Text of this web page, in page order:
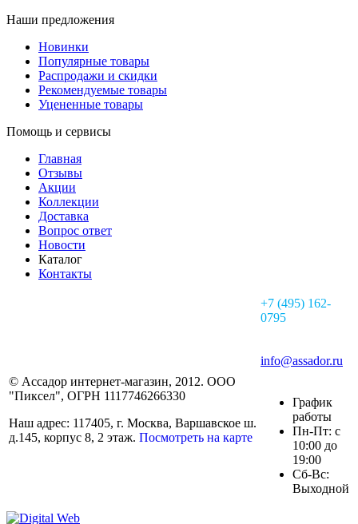
Наши предложения
Новинки
Популярные товары
Распродажи и скидки
Рекомендуемые товары
Уцененные товары
Помощь и сервисы
Главная
Отзывы
Акции
Коллекции
Доставка
Вопрос ответ
Новости
Каталог
Контакты
© Ассадор интернет-магазин, 2012. ООО
"Пиксел", ОГРН 1117746266330
Наш адрес: 117405, г. Москва, Варшавское ш.
д.145, корпус 8, 2 этаж. Посмотреть на карте
+7 (495) 162-
0795
info@assador.ru
График
работы
Пн-Пт: с
10:00 до
19:00
Сб-Вс:
Выходной